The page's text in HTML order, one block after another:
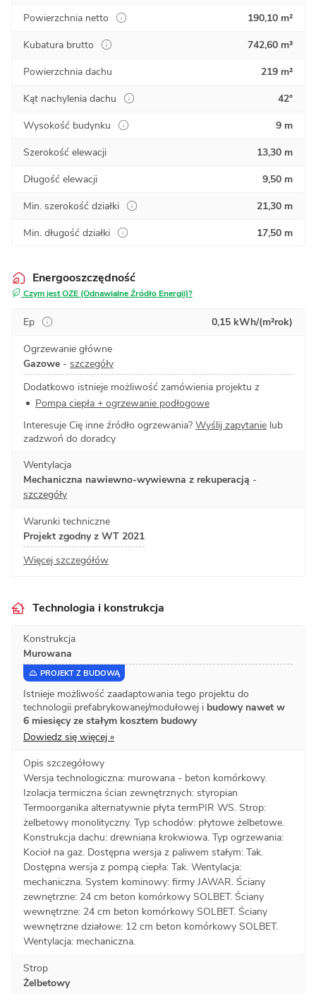
Powierzchnia netto
190,10 m²
Kubatura brutto
742,60 m³
Powierzchnia dachu
219 m²
Kąt nachylenia dachu
42°
Wysokość budynku
9 m
Szerokość elewacji
13,30 m
Długość elewacji
9,50 m
Min. szerokość działki
21,30 m
Min. długość działki
17,50 m
Energooszczędność
Czym jest OZE (Odnawialne Źródło Energii)?
Ep
0,15 kWh/(m²rok)
Ogrzewanie główne
Gazowe - szczegóły
Dodatkowo istnieje możliwość zamówienia projektu z
Pompa ciepła + ogrzewanie podłogowe
Interesuje Cię inne źródło ogrzewania? Wyślij zapytanie lub
zadzwoń do doradcy
Wentylacja
Mechaniczna nawiewno-wywiewna z rekuperacją -
szczegóły
Warunki techniczne
Projekt zgodny z WT 2021
Więcej szczegółów
Technologia i konstrukcja
Konstrukcja
Murowana
PROJEKT Z BUDOWĄ
Istnieje możliwość zaadaptowania tego projektu do
technologii prefabrykowanej/modułowej i budowy nawet w
6 miesięcy ze stałym kosztem budowy
Dowiedz się więcej »
Opis szczegółowy
Wersja technologiczna: murowana - beton komórkowy.
Izolacja termiczna ścian zewnętrznych: styropian
Termoorganika alternatywnie płyta termPIR WS. Strop:
żelbetowy monolityczny. Typ schodów: płytowe żelbetowe.
Konstrukcja dachu: drewniana krokwiowa. Typ ogrzewania:
Kocioł na gaz. Dostępna wersja z paliwem stałym: Tak.
Dostępna wersja z pompą ciepła: Tak. Wentylacja:
mechaniczna. System kominowy: firmy JAWAR. Ściany
zewnętrzne: 24 cm beton komórkowy SOLBET. Ściany
wewnętrzne: 24 cm beton komórkowy SOLBET. Ściany
wewnętrzne działowe: 12 cm beton komórkowy SOLBET.
Wentylacja: mechaniczna.
Strop
Żelbetowy